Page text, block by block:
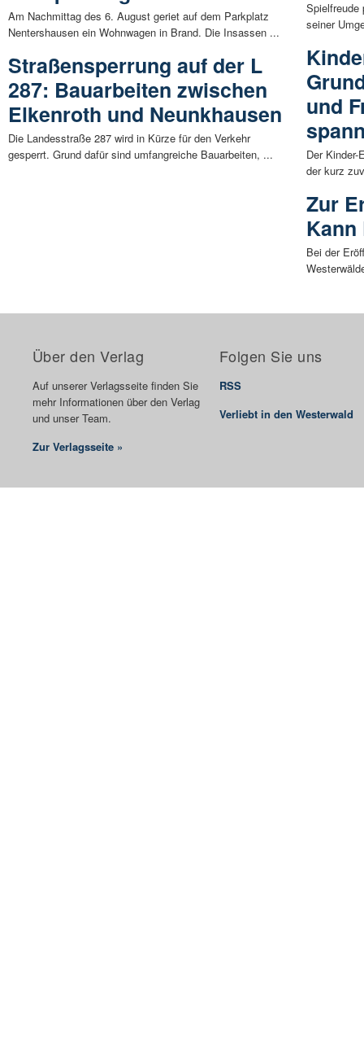
Am Nachmittag des 6. August geriet auf dem Parkplatz
Nentershausen ein Wohnwagen in Brand. Die Insassen ...
Straßensperrung auf der L
287: Bauarbeiten zwischen
Elkenroth und Neunkhausen
Die Landesstraße 287 wird in Kürze für den Verkehr
gesperrt. Grund dafür sind umfangreiche Bauarbeiten, ...
seiner
und
Der Kinder-
der kurz
Zur
Bei der
Über den Verlag
Auf unserer Verlagsseite finden Sie
mehr Informationen über den Verlag
und unser Team.
Zur Verlagsseite »
Folgen Sie uns
RSS
Verliebt in den Westerwald